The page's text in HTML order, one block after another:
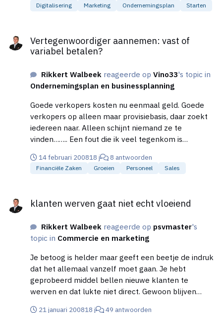
Digitalisering Marketing Ondernemingsplan Starten
Vertegenwoordiger aannemen: vast of
variabel betalen?
Rikkert Walbeek reageerde opVino33's topic in
Ondernemingsplan en businessplanning
Goede verkopers kosten nu eenmaal geld. Goede
verkopers op alleen maar provisiebasis, daar zoekt
iedereen naar. Alleen schijnt niemand ze te
vinden…….. Een fout die ik veel tegenkom is
Mijn stelling is dat je beter een goede (en dus
duurdere) kan nemen dan iemand die goedkoper
hij/zij zegt. Zorg dus voor een gedegen selectie
bevriende relatie in dit proces. Bij voorkeur iemand
met inzicht in commercie. En check referenties.
Klink simpel, gebeurt te weinig….. Een goede en
ervaren verkoper heeft echt geen 1,5-2 jaar nodig
om break-even te draaien. Tenzij je hele lange
salescycles hebt. Het volgende punt is om die
verkoper vervolgens op de juiste wijze aan te gaan
sturen. Salesmanagement. Verdiep je daar goed in.
14 februari 200818 j 8 antwoorden
Financiële Zaken Groeien Personeel Sales
klanten werven gaat niet echt vloeiend
Rikkert Walbeek reageerde op psvmaster's
topic in Commercie en marketing
Je betoog is helder maar geeft een beetje de indruk
dat het allemaal vanzelf moet gaan. Je hebt
geprobeerd middel bellen nieuwe klanten te
werven en dat lukte niet direct. Gewoon blijven
21 januari 200818 j 49 antwoorden